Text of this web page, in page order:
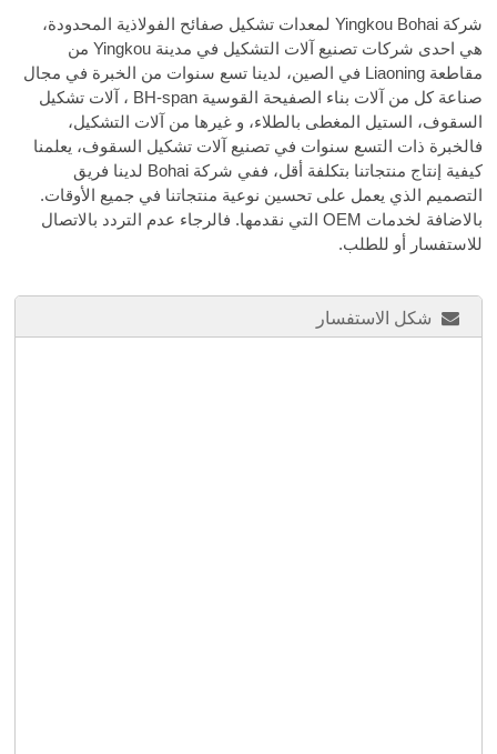
شركة Yingkou Bohai لمعدات تشكيل صفائح الفولاذية المحدودة،
هي احدى شركات تصنيع آلات التشكيل في مدينة Yingkou من
مقاطعة Liaoning في الصين، لدينا تسع سنوات من الخبرة في مجال
صناعة كل من آلات بناء الصفيحة القوسية BH-span ، آلات تشكيل
السقوف، الستيل المغطى بالطلاء، و غيرها من آلات التشكيل،
فالخبرة ذات التسع سنوات في تصنيع آلات تشكيل السقوف، يعلمنا
كيفية إنتاج منتجاتنا بتكلفة أقل، ففي شركة Bohai لدينا فريق
التصميم الذي يعمل على تحسين نوعية منتجاتنا في جميع الأوقات.
بالاضافة لخدمات OEM التي نقدمها. فالرجاء عدم التردد بالاتصال
للاستفسار أو للطلب.
شكل الاستفسار